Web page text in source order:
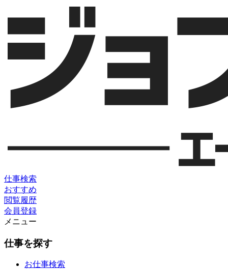
仕事検索
おすすめ
閲覧履歴
会員登録
メニュー
仕事を探す
お仕事検索